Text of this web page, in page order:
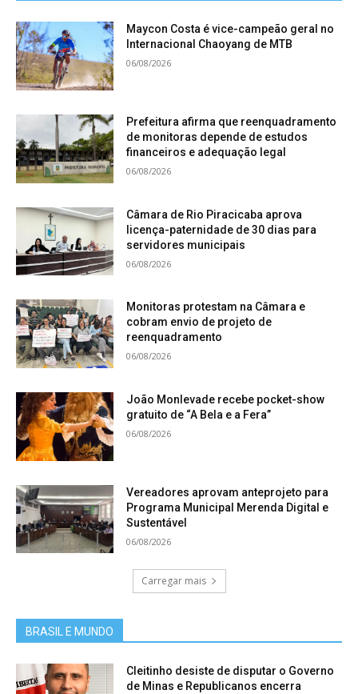
Maycon Costa é vice-campeão geral no
Internacional Chaoyang de MTB
06/08/2026
Prefeitura afirma que reenquadramento
de monitoras depende de estudos
financeiros e adequação legal
06/08/2026
Câmara de Rio Piracicaba aprova
licença-paternidade de 30 dias para
servidores municipais
06/08/2026
Monitoras protestam na Câmara e
cobram envio de projeto de
reenquadramento
06/08/2026
João Monlevade recebe pocket-show
gratuito de “A Bela e a Fera”
06/08/2026
Vereadores aprovam anteprojeto para
Programa Municipal Merenda Digital e
Sustentável
06/08/2026
Carregar mais
BRASIL E MUNDO
Cleitinho desiste de disputar o Governo
de Minas e Republicanos encerra